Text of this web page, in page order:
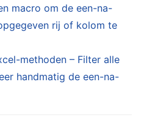
macro om de een-na-
rij of kolom te
methoden – Filter alle
handmatig de een-na-